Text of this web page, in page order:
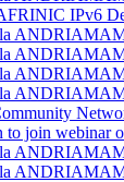
IPv6
join webinar